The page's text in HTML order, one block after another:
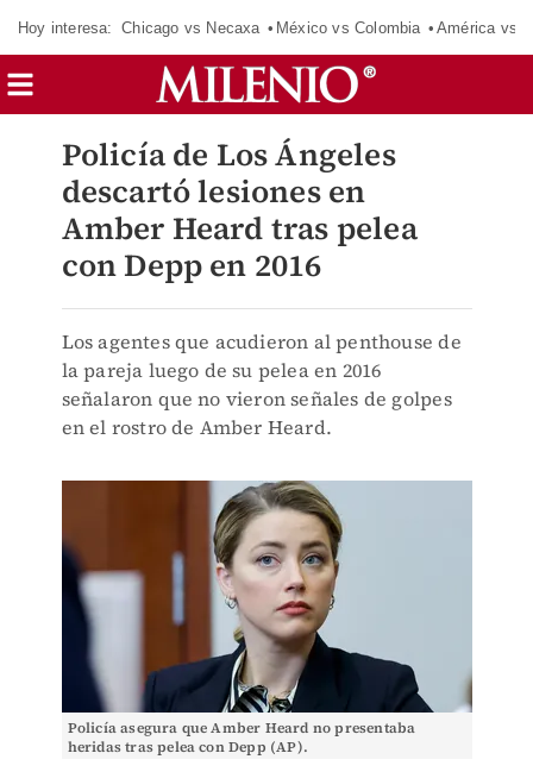
Hoy interesa: Chicago vs Necaxa México vs Colombia América vs
Policía de Los Ángeles
descartó lesiones en
Amber Heard tras pelea
con Depp en 2016
Los agentes que acudieron al penthouse de
la pareja luego de su pelea en 2016
señalaron que no vieron señales de golpes
en el rostro de Amber Heard.
Policía asegura que Amber Heard no presentaba
heridas tras pelea con Depp (AP).